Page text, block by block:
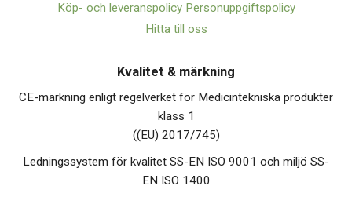
Köp- och leveranspolicy Personuppgiftspolicy
Hitta till oss
Kvalitet & märkning
CE-märkning enligt regelverket för Medicintekniska produkter
klass 1
((EU) 2017/745)
Ledningssystem för kvalitet SS-EN ISO 9001 och miljö SS-
EN ISO 1400